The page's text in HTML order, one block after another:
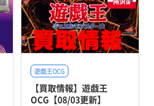
遊戯王OCG
【買取情報】遊戯王
OCG【08/03更新】